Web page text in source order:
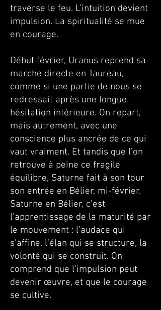
traverse le feu. L’intuition devient
impulsion. La spiritualité se mue
en courage.
Début février, Uranus reprend sa
marche directe en Taureau,
comme si une partie de nous se
redressait après une longue
hésitation intérieure. On repart,
mais autrement, avec une
conscience plus ancrée de ce qui
vaut vraiment. Et tandis que l’on
retrouve à peine ce fragile
équilibre, Saturne fait à son tour
son entrée en Bélier, mi-février.
Saturne en Bélier, c’est
l’apprentissage de la maturité par
le mouvement : l’audace qui
s’affine, l’élan qui se structure, la
volonté qui se construit. On
comprend que l’impulsion peut
devenir œuvre, et que le courage
se cultive.